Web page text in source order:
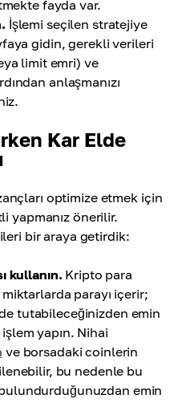
fayda var.
İşlemi seçilen stratejiye
gidin, gerekli verileri
limit emri) ve
anlaşmanızı
Kar Elde
optimize etmek için
yapmanız önerilir.
bir araya getirdik:
kullanın. Kripto para
parayı içerir;
tutabileceğinizden emin
yapın. Nihai
ve borsadaki coinlerin
bu nedenle bu
emin